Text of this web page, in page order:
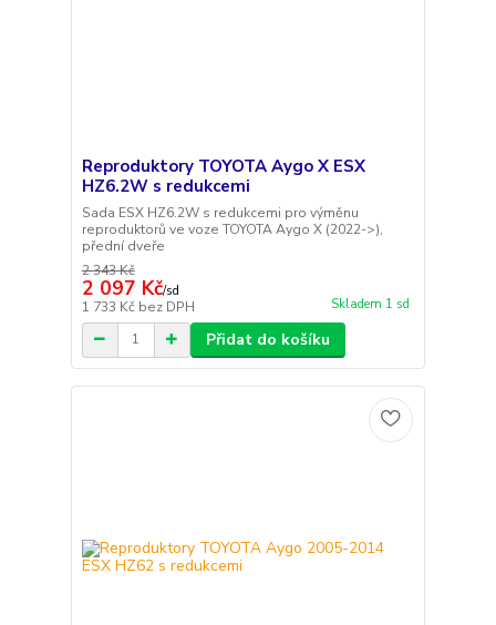
Reproduktory TOYOTA Aygo X ESX
HZ6.2W s redukcemi
Sada ESX HZ6.2W s redukcemi pro výměnu
reproduktorů ve voze TOYOTA Aygo X (2022->),
přední dveře
2 343 Kč
2 097 Kč/sd
1 733 Kč bez DPH Skladem 1 sd
Přidat do košíku